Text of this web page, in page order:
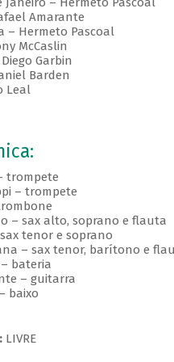
Amarante
– Hermeto Pascoal
McCaslin
Garbin
Barden
Leal
trompete
– trompete
– sax alto, soprano e flauta
tenor e soprano
– sax tenor, barítono e
– bateria
– guitarra
baixo
LIVRE